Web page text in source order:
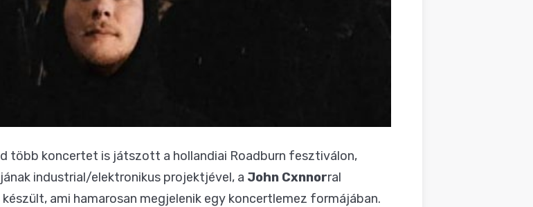
több koncertet is játszott a hollandiai Roadburn fesztiválon,
industrial/elektronikus projektjével, a John Cxnnorral
ami hamarosan megjelenik egy koncertlemez formájában.